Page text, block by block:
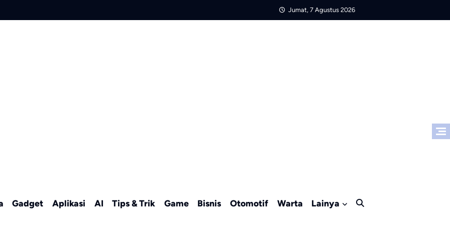
Jumat, 7 Agustus 2026
Gadget Aplikasi AI Tips & Trik Game Bisnis Otomotif Warta Lainya